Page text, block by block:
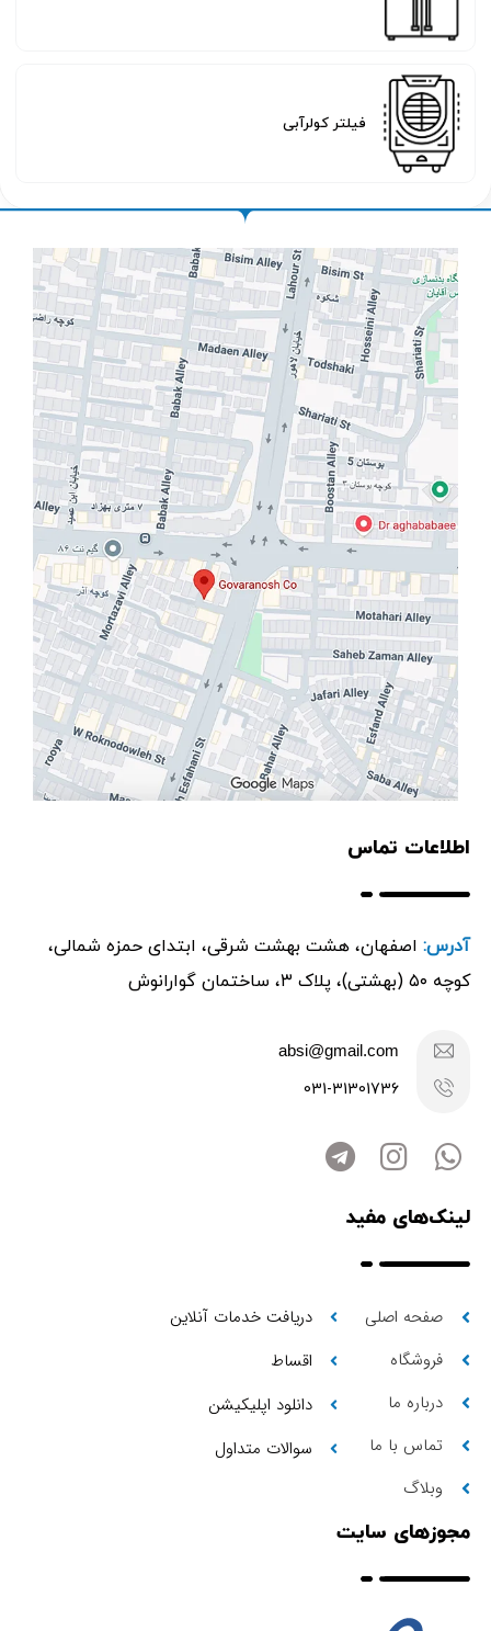
فیلتر کولرآبی
اطلاعات تماس
آدرس: اصفهان، هشت بهشت شرقی، ابتدای حمزه شمالی،
کوچه ۵۰ (بهشتی)، پلاک ۳، ساختمان گوارانوش
absi@gmail.com
031-31301736
لینک‌های مفید
صفحه اصلی
فروشگاه
درباره ما
تماس با ما
وبلاگ
دریافت خدمات آنلاین
اقساط
دانلود اپلیکیشن
سوالات متداول
مجوزهای سایت